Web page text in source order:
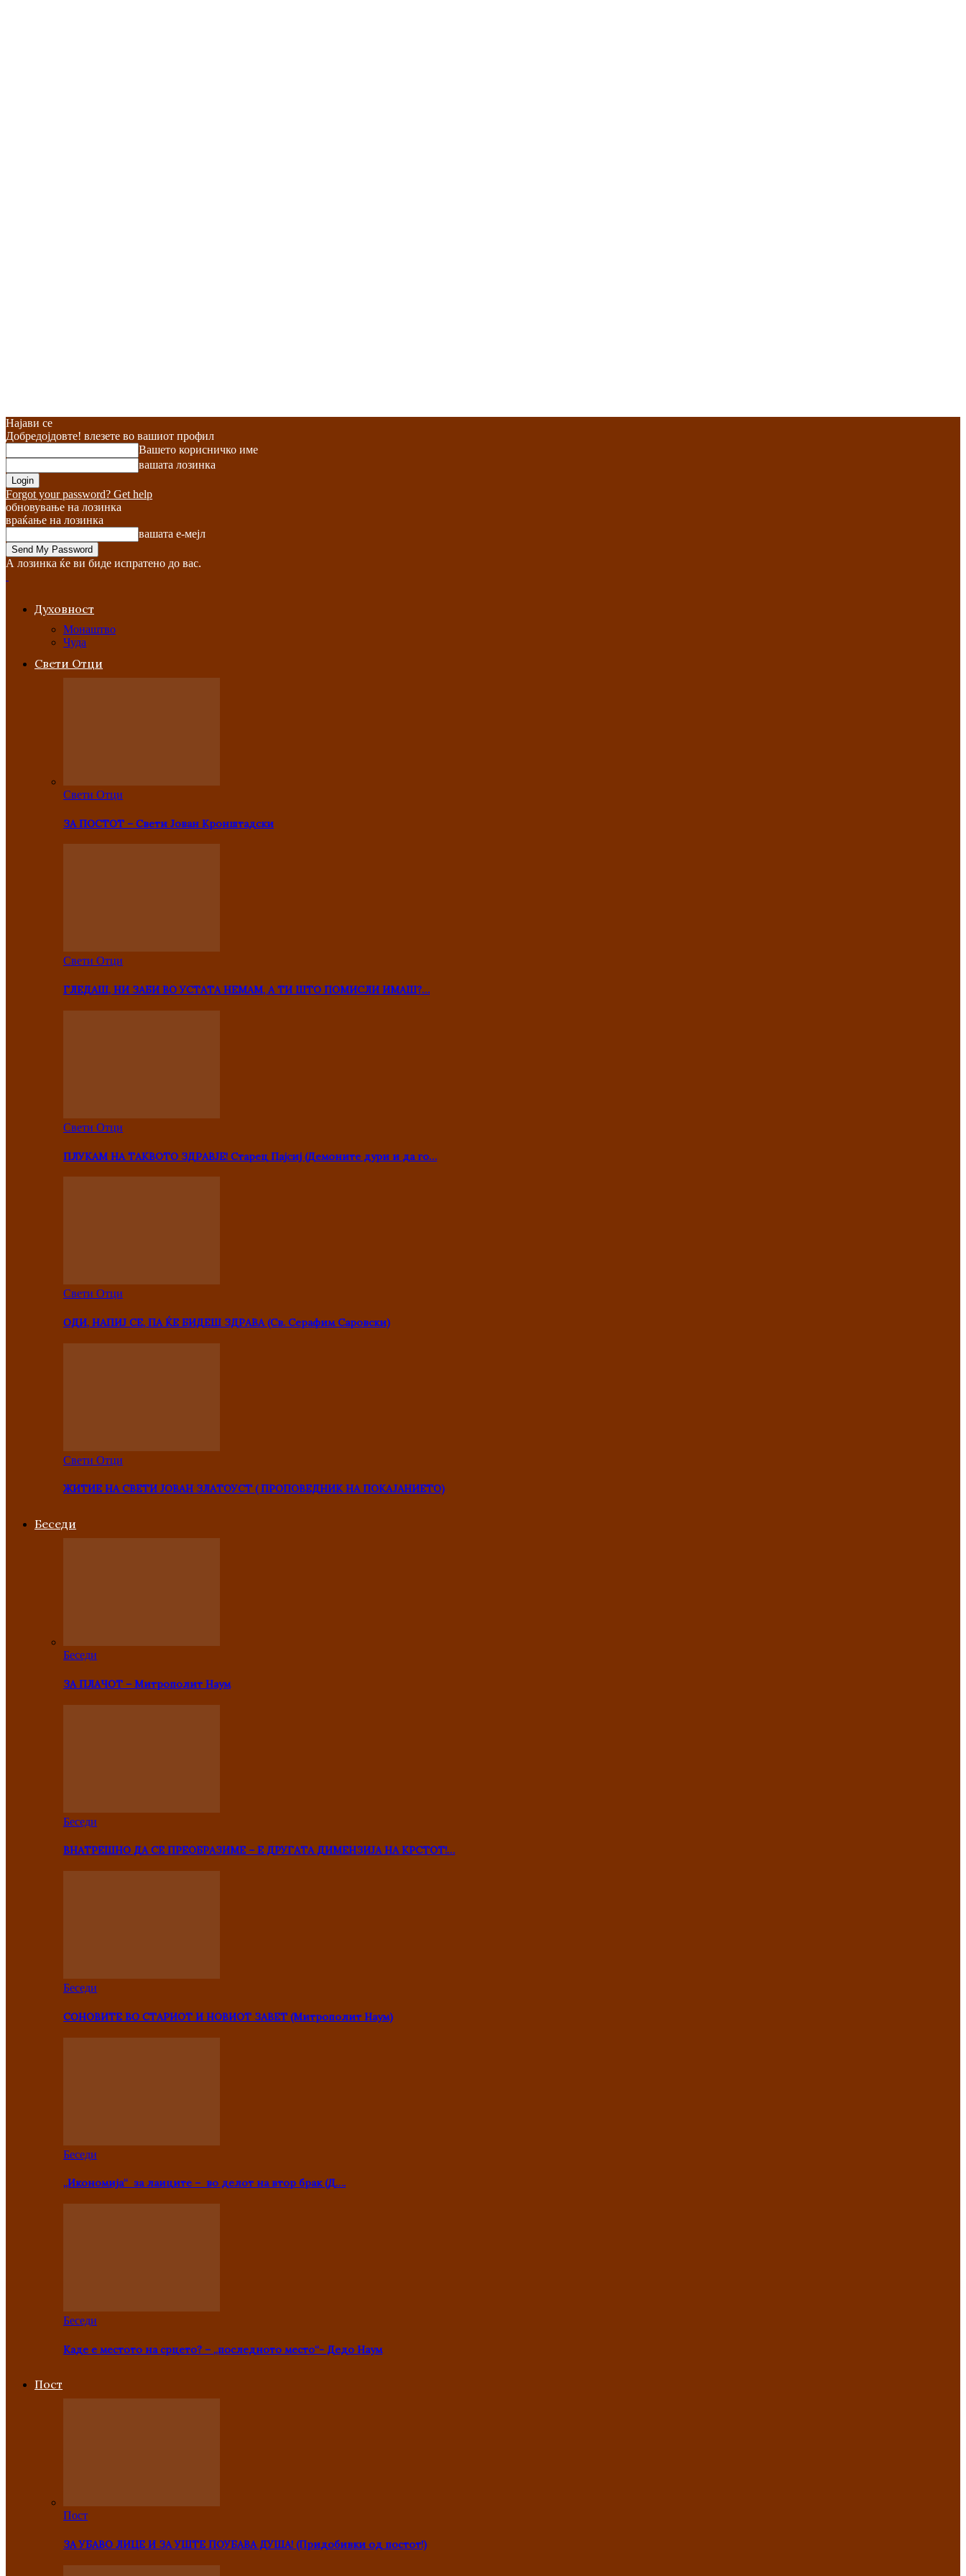
Најави се
Добредојдовте! влезете во вашиот профил
Вашето корисничко име
вашата лозинка
Forgot your password? Get help
обновување на лозинка
враќање на лозинка
вашата е-мејл
А лозинка ќе ви биде испратено до вас.
Духовност
Монаштво
Чуда
Свети Отци
Свети Отци
ЗА ПОСТОТ – Свети Јован Кронштадски
Свети Отци
ГЛЕДАШ, НИ ЗАБИ ВО УСТАТА НЕМАМ, А ТИ ШТО ПОМИСЛИ ИМАШ?…
Свети Отци
ПЛУКАМ НА ТАКВОТО ЗДРАВЈЕ! Старец Пајсиј (Демоните дури и да го…
Свети Отци
ОДИ, НАПИЈ СЕ, ПА ЌЕ БИДЕШ ЗДРАВА (Св. Серафим Саровски)
Свети Отци
ЖИТИЕ НА СВЕТИ ЈОВАН ЗЛАТОУСТ ( ПРОПОВЕДНИК НА ПОКАЈАНИЕТО)
Беседи
Беседи
ЗА ПЛАЧОТ – Митрополит Наум
Беседи
ВНАТРЕШНО ДА СЕ ПРЕОБРАЗИМЕ – Е ДРУГАТА ДИМЕНЗИЈА НА КРСТОТ!…
Беседи
СОНОВИТЕ ВО СТАРИОТ И НОВИОТ ЗАВЕТ (Митрополит Наум)
Беседи
„Икономија“ за лаиците – во делот на втор брак (Д….
Беседи
Каде е местото на срцето? – „последното место“- Дедо Наум
Пост
Пост
ЗА УБАВО ЛИЦЕ И ЗА УШТЕ ПОУБАВА ДУША! (Придобивки од постот!)